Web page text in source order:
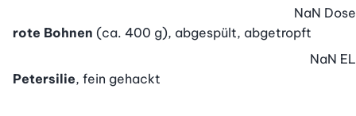
rote Bohnen (ca. 400 g), abgespült, abgetropft
NaN Dose
Petersilie, fein gehackt
NaN EL